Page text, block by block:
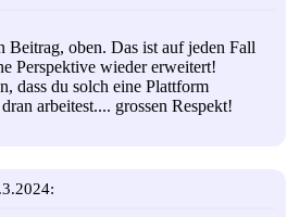
oben. Das ist auf jeden Fall
Perspektive wieder erweitert!
dass du solch eine Plattform
arbeitest.... grossen Respekt!